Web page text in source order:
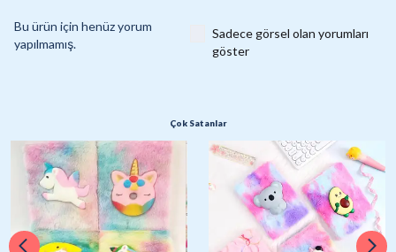
Bu ürün için henüz yorum
yapılmamış.
Sadece görsel olan yorumları
göster
Çok Satanlar